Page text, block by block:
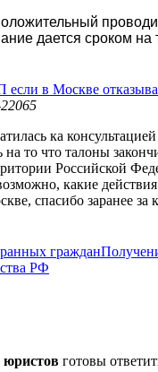
дается сроком на
если в Москве
ка
на то что талоны
Российской
какие
спасибо заранее за
граждан
РФ
юристов готовы